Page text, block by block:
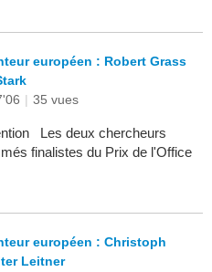
européen : Robert Grass
| 35 vues
Les deux chercheurs
finalistes du Prix de l'Office
européen : Christoph
Leitner